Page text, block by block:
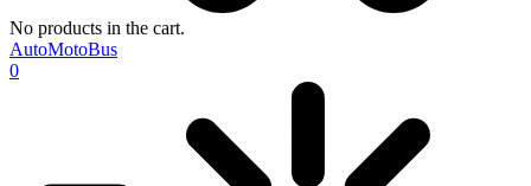
No products in the cart.
AutoMotoBus
0